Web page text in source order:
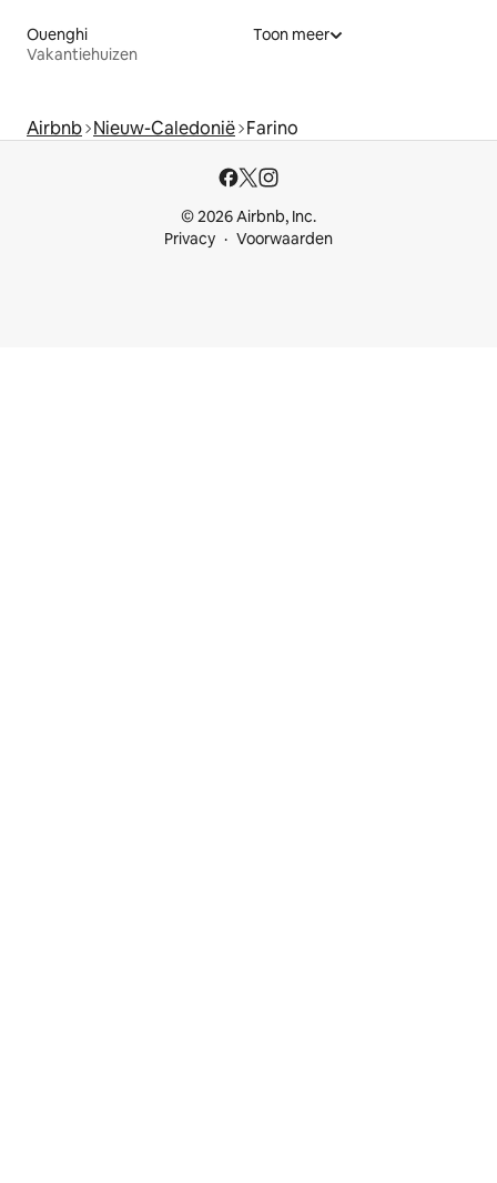
Ouenghi
Vakantiehuizen
Toon meer
Airbnb Nieuw-Caledonië Farino
© 2026 Airbnb, Inc.
Privacy
Voorwaarden